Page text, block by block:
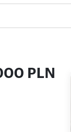
PLN